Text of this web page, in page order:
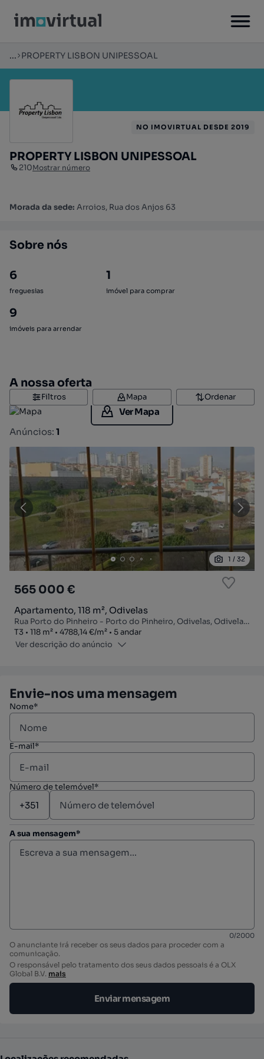
... PROPERTY LISBON UNIPESSOAL
PROPERTY LISBON UNIPESSOAL
210Mostrar número
Morada da sede: Arroios, Rua dos Anjos 63
NO IMOVIRTUAL DESDE 2019
Sobre nós
6
freguesias
1
imóvel para comprar
9
imóveis para arrendar
A nossa oferta
Filtros Mapa Ordenar
Ver Mapa
Anúncios: 1
1 / 32
565 000 €
Apartamento, 118 m², Odivelas
Rua Porto do Pinheiro - Porto do Pinheiro, Odivelas, Odivelas, Lisboa
Tipologia
T3
Zona118 m²
Preço por metro quadrado
4788,14 €/m²
Andar
5 andar
Ver descrição do anúncio
Envie-nos uma mensagem
Nome*
E-mail*
Número de telemóvel*
A sua mensagem*
0/2000
O anunciante irá receber os seus dados para proceder com a
comunicação.
O responsável pelo tratamento dos seus dados pessoais é a OLX
Global B.V. mais
Enviar mensagem